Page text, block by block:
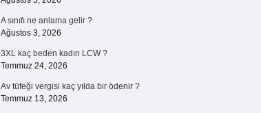
A sınıfı ne anlama gelir ?
Ağustos 3, 2026
3XL kaç beden kadın LCW ?
Temmuz 24, 2026
Av tüfeği vergisi kaç yılda bir ödenir ?
Temmuz 13, 2026